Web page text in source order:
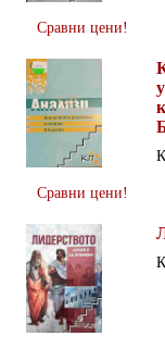
Сравни цени!
Сравни цени!